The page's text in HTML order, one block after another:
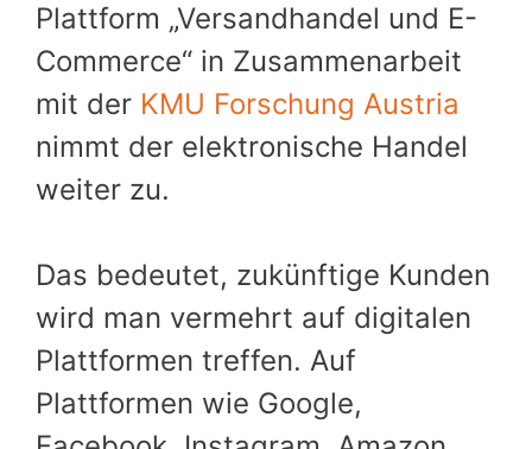
Plattform „Versandhandel und E-
Commerce“ in Zusammenarbeit
mit der KMU Forschung Austria
nimmt der elektronische Handel
weiter zu.
Das bedeutet, zukünftige Kunden
wird man vermehrt auf digitalen
Plattformen treffen. Auf
Plattformen wie Google,